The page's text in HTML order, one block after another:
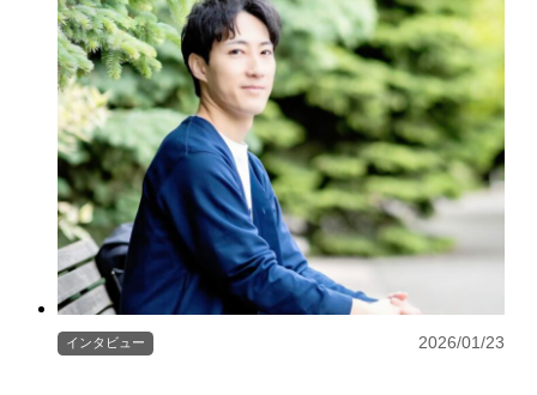
インタビュー 2026/01/23